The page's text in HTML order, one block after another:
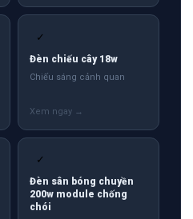
✓
Đèn chiếu cây 18w
Chiếu sáng cảnh quan
✓
Đèn sân bóng chuyền
200w module chống
chói